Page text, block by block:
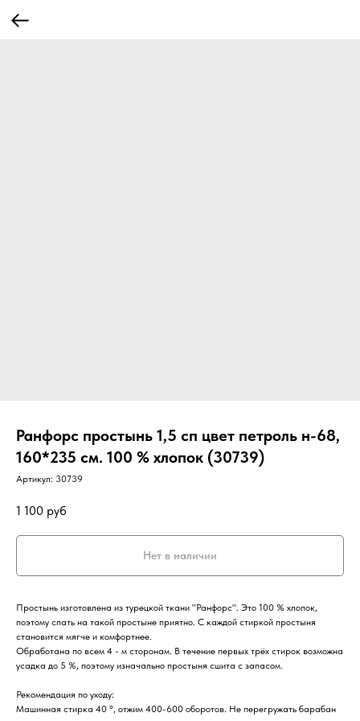
Ранфорс простынь 1,5 сп цвет петроль н-68,
160*235 см. 100 % хлопок (30739)
Артикул: 30739
1 100 руб
Нет в наличии
Простынь изготовлена из турецкой ткани "Ранфорс". Это 100 % хлопок,
поэтому спать на такой простыне приятно. С каждой стиркой простыня
становится мягче и комфортнее.
Обработана по всем 4 - м сторонам. В течение первых трёх стирок возможна
усадка до 5 %, поэтому изначально простыня сшита с запасом.
Рекомендация по уходу:
Машинная стирка 40 °, отжим 400-600 оборотов. Не перегружать барабан